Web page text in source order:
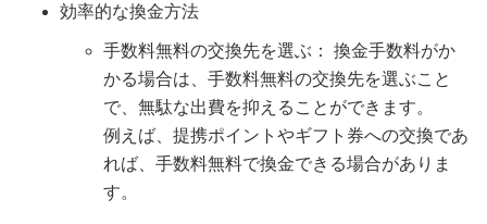
効率的な換金方法
手数料無料の交換先を選ぶ： 換金手数料がか
かる場合は、手数料無料の交換先を選ぶこと
で、無駄な出費を抑えることができます。
例えば、提携ポイントやギフト券への交換であ
れば、手数料無料で換金できる場合がありま
す。